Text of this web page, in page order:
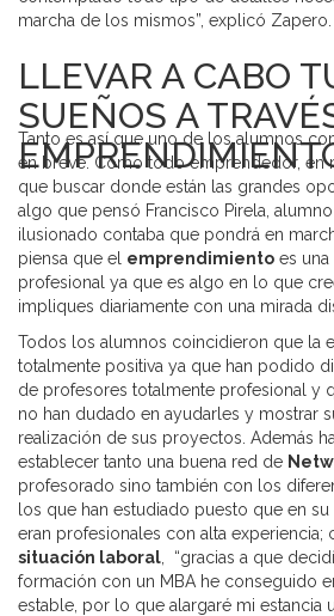
marcha de los mismos”, explicó Zapero.
LLEVAR A CABO
SUEÑOS A
Tanto es así que uno de los alumnos
en breve. Como todo emprendedor, en
que buscar donde están las grandes
algo que pensó Francisco Pirela,
ilusionado contaba que pondrá en
piensa que el emprendimiento es una
profesional ya que es algo en lo que
impliques diariamente con una mirada
Todos los alumnos coincidieron que la
totalmente positiva ya que han podido
de profesores totalmente profesional y
no han dudado en ayudarles y mostrar
realización de sus proyectos. Además
establecer tanto una buena red de
profesorado sino también con los
los que han estudiado puesto que en
eran profesionales con alta experiencia;
situación laboral , “gracias a que
formación con un MBA he conseguido
estable, por lo que alargaré mi estancia